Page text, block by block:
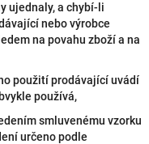
ujednaly, a chybí-li
nebo výrobce
na povahu zboží a na
použití prodávající uvádí
používá,
smluvenému vzorku
určeno podle